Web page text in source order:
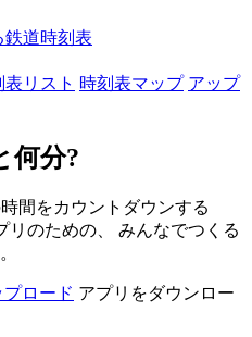
鉄道時刻表
表リスト 時刻表マップ アップ
何分?
間をカウントダウンする
リのための、 みんなでつくる
ロード アプリをダウンロー